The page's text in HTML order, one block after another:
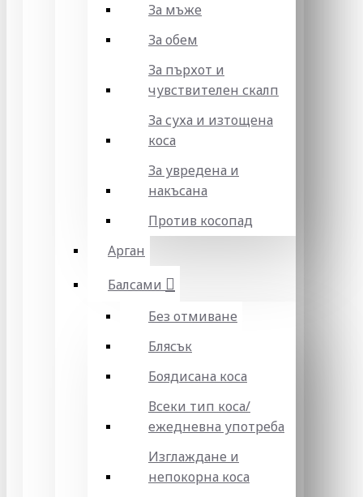
За мъже
За обем
За пърхот и
чувствителен скалп
За суха и изтощена
коса
За увредена и
накъсана
Против косопад
Арган
Балсами
Без отмиване
Блясък
Боядисана коса
Всеки тип коса/
ежедневна употреба
Изглаждане и
непокорна коса